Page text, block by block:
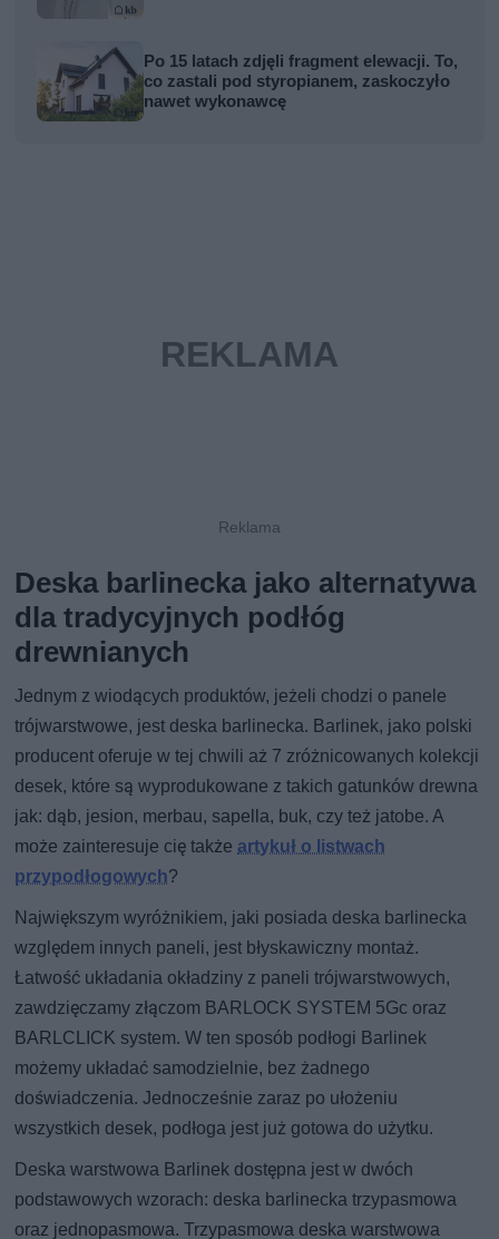
Po 15 latach zdjęli fragment elewacji. To,
co zastali pod styropianem, zaskoczyło
nawet wykonawcę
Deska barlinecka jako alternatywa
dla tradycyjnych podłóg
drewnianych
Jednym z wiodących produktów, jeżeli chodzi o panele
trójwarstwowe, jest deska barlinecka. Barlinek, jako polski
producent oferuje w tej chwili aż 7 zróżnicowanych kolekcji
desek, które są wyprodukowane z takich gatunków drewna
jak: dąb, jesion, merbau, sapella, buk, czy też jatobe. A
może zainteresuje cię takżeartykuł o listwach
przypodłogowych?
Największym wyróżnikiem, jaki posiada deska barlinecka
względem innych paneli, jest błyskawiczny montaż.
Łatwość układania okładziny z paneli trójwarstwowych,
zawdzięczamy złączom BARLOCK SYSTEM 5Gc oraz
BARLCLICK system. W ten sposób podłogi Barlinek
możemy układać samodzielnie, bez żadnego
doświadczenia. Jednocześnie zaraz po ułożeniu
wszystkich desek, podłoga jest już gotowa do użytku.
Deska warstwowa Barlinek dostępna jest w dwóch
podstawowych wzorach: deska barlinecka trzypasmowa
oraz jednopasmowa. Trzypasmowa deska warstwowa